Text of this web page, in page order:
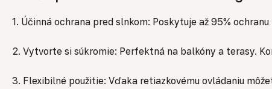
1. Účinná ochrana pred slnkom: Poskytuje až 95%
2. Vytvorte si súkromie: Perfektná na balkóny a terasy.
3. Flexibilné použitie: Vďaka retiazkovému ovládaniu